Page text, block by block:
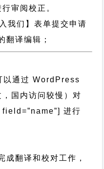
审阅校正。
我们】表单提交申请
译编辑；
以通过WordPress
国内访问较慢）对
进行
翻译和校对工作，